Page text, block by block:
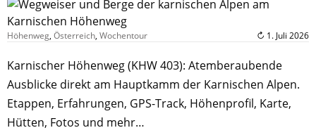
Höhenweg, Österreich, Wochentour ↻ 1. Juli 2026
Karnischer Höhenweg (KHW 403): Atemberaubende
Ausblicke direkt am Hauptkamm der Karnischen Alpen.
Etappen, Erfahrungen, GPS-Track, Höhenprofil, Karte,
Hütten, Fotos und mehr…